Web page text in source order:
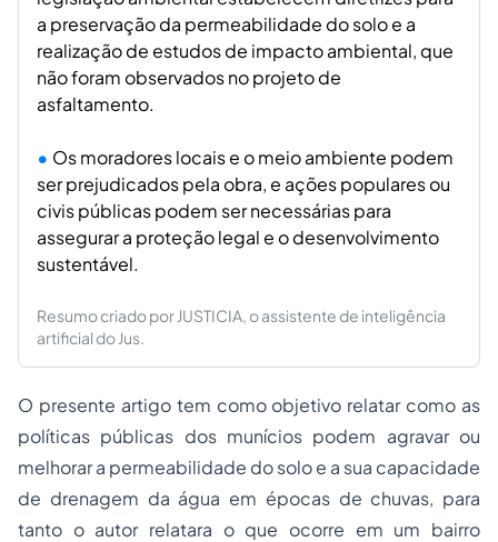
a preservação da permeabilidade do solo e a
realização de estudos de impacto ambiental, que
não foram observados no projeto de
asfaltamento.
Os moradores locais e o meio ambiente podem
ser prejudicados pela obra, e ações populares ou
civis públicas podem ser necessárias para
assegurar a proteção legal e o desenvolvimento
sustentável.
Resumo criado por JUSTICIA, o assistente de inteligência
artificial do Jus.
O presente artigo tem como objetivo relatar como as
políticas públicas dos munícios podem agravar ou
melhorar a permeabilidade do solo e a sua capacidade
de drenagem da água em épocas de chuvas, para
tanto o autor relatara o que ocorre em um bairro